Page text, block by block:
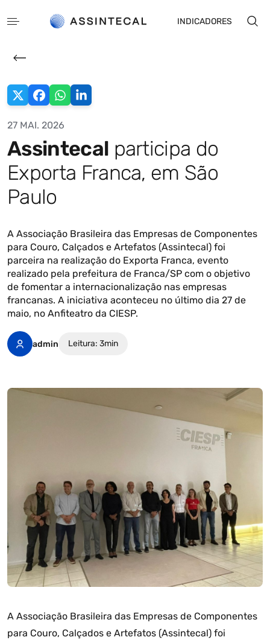
EN ES
INDICADORES
27 MAI. 2026
Assintecal participa do
Exporta Franca, em São
Paulo
A Associação Brasileira das Empresas de Componentes
para Couro, Calçados e Artefatos (Assintecal) foi
parceira na realização do Exporta Franca, evento
realizado pela prefeitura de Franca/SP com o objetivo
de fomentar a internacionalização nas empresas
francanas. A iniciativa aconteceu no último dia 27 de
maio, no Anfiteatro da CIESP.
admin Leitura: 3min
A Associação Brasileira das Empresas de Componentes
para Couro, Calçados e Artefatos (Assintecal) foi